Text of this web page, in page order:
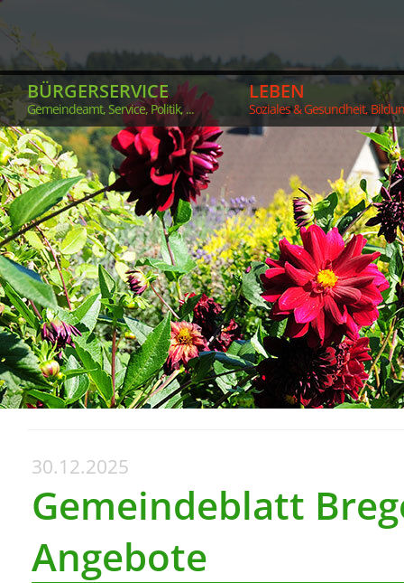
BÜRGERSERVICE
Gemeindeamt, Service, Politik, ...
LEBEN
Soziales & Gesundheit,
30.12.2025
Gemeindeblatt
Angebote